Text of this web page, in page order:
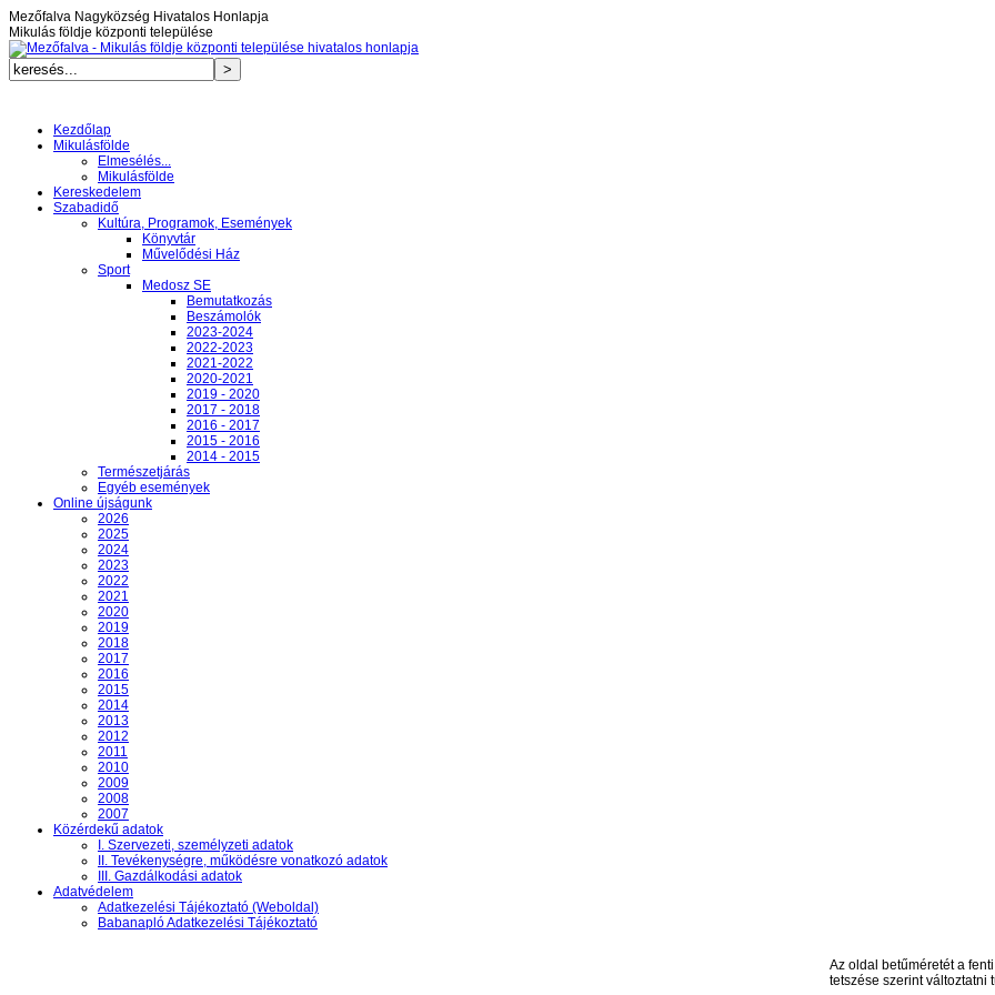
Mezőfalva Nagyközség Hivatalos Honlapja
Mikulás földje központi települése
Kezdőlap
Mikulásfölde
Elmesélés...
Mikulásfölde
Kereskedelem
Szabadidő
Kultúra, Programok, Események
Könyvtár
Művelődési Ház
Sport
Medosz SE
Bemutatkozás
Beszámolók
2023-2024
2022-2023
2021-2022
2020-2021
2019 - 2020
2017 - 2018
2016 - 2017
2015 - 2016
2014 - 2015
Természetjárás
Egyéb események
Online újságunk
2026
2025
2024
2023
2022
2021
2020
2019
2018
2017
2016
2015
2014
2013
2012
2011
2010
2009
2008
2007
Közérdekű adatok
I. Szervezeti, személyzeti adatok
II. Tevékenységre, működésre vonatkozó adatok
III. Gazdálkodási adatok
Adatvédelem
Adatkezelési Tájékoztató (Weboldal)
Babanapló Adatkezelési Tájékoztató
Az oldal betűméretét a
tetszése szerint változtatni